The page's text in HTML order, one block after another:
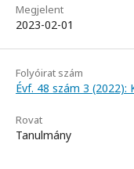
Megjelent
2023-02-01
Folyóirat szám
Évf. 48 szám 3
Rovat
Tanulmány